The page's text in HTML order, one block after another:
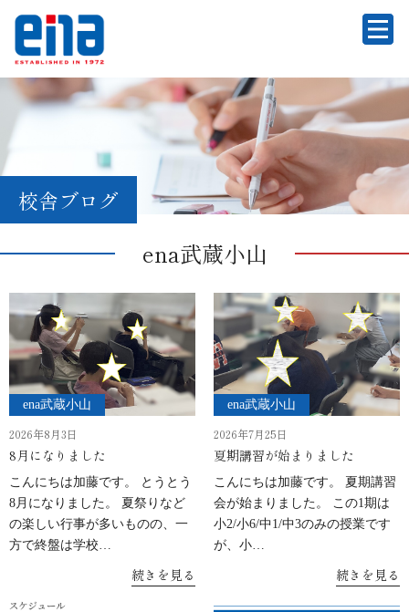
校舎ブログ
ena武蔵小山
ena武蔵小山
2026年8月3日
8月になりました
こんにちは加藤です。 とうとう
8月になりました。 夏祭りなど
の楽しい行事が多いものの、一
方で終盤は学校…
続きを見る
ena武蔵小山
2026年7月25日
夏期講習が始まりました
こんにちは加藤です。 夏期講習
会が始まりました。 この1期は
小2/小6/中1/中3のみの授業です
が、小…
続きを見る